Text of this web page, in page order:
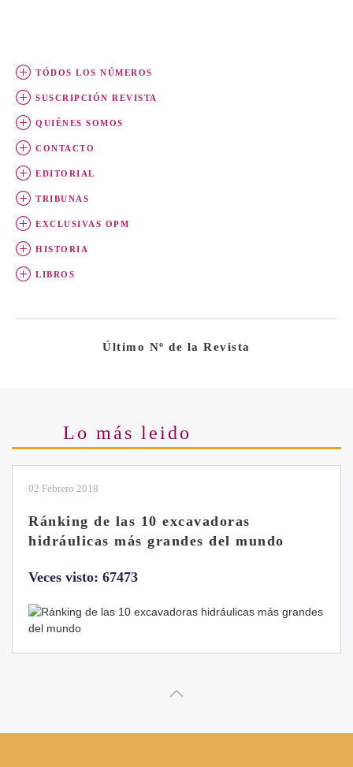
TÓDOS LOS NÚMEROS
SUSCRIPCIÓN REVISTA
QUIÉNES SOMOS
CONTACTO
EDITORIAL
TRIBUNAS
EXCLUSIVAS OPM
HISTORIA
LIBROS
Último Nº de la Revista
Lo más leido
28 Enero 2019
Las ventajas de la excavadora Yanmar
B7 Sigma-6
Veces visto: 32219